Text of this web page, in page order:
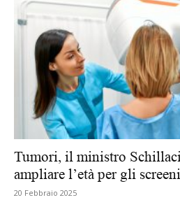
Tumori, il ministro
ampliare l’età per gli
20 Febbraio 2025